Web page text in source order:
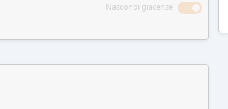
Nascondi giacenze